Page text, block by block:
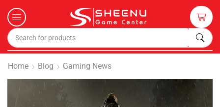
Home Blog Gaming News